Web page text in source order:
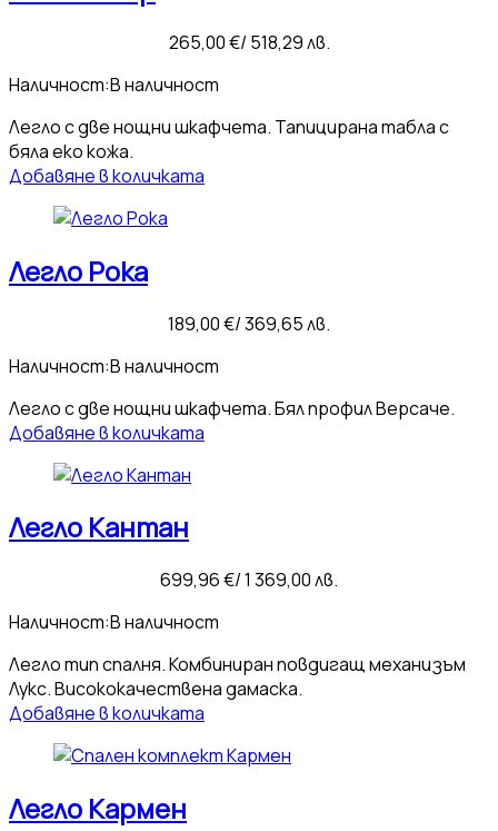
265,00€/ 518,29 лв.
Наличност:В наличност
Легло с две нощни шкафчета. Тапицирана табла с
бяла еко кожа.
Добавяне в количката
Легло Рока
189,00€/ 369,65 лв.
Наличност:В наличност
Легло с две нощни шкафчета. Бял профил Версаче.
Добавяне в количката
Легло Кантан
699,96€/ 1 369,00 лв.
Наличност:В наличност
Легло тип спалня. Комбиниран повдигащ механизъм
Лукс. Висококачествена дамаска.
Добавяне в количката
Легло Кармен